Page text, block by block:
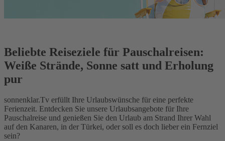
Beliebte Reiseziele für Pauschalreisen:
Weiße Strände, Sonne satt und Erholung
pur
sonnenklar.Tv erfüllt Ihre Urlaubswünsche für eine perfekte
Ferienzeit. Entdecken Sie unsere Urlaubsangebote für Ihre
Pauschalreise und genießen Sie den Urlaub am Strand Ihrer Wahl
auf den Kanaren, in der Türkei, oder soll es doch lieber ein Fernziel
sein?